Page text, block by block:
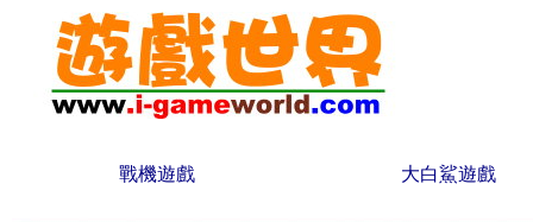
戰機遊戲 大白鯊遊戲